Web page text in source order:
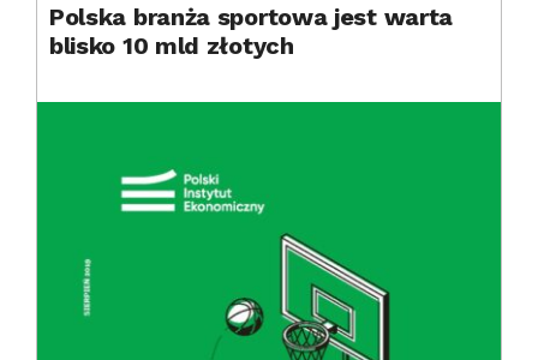
Polska branża sportowa jest warta
blisko 10 mld złotych